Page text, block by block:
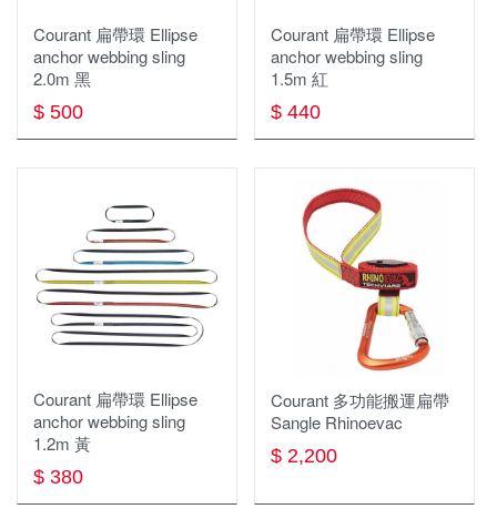
防墜器.止墜器
座式吊帶，胸位吊帶
座板
裝備包袋 繩袋 繩筒
繩索保護器/套
扁帶 扁帶環 繩圈 腳環
安全帽配件
岩楔
配件 工具
繩梯
固定點 確保點 假支點 分力盤
滑輪
下降器/確保器
鉤環 連接環
頭盔 安全帽 與週邊
Courant 扁帶環 Ellipse
anchor webbing sling
2.0m 黑
$ 500
Courant 扁帶環 Ellipse
anchor webbing sling
1.5m 紅
$ 440
Courant 扁帶環 Ellipse
anchor webbing sling
1.2m 黃
$ 380
Courant 多功能搬運扁帶
Sangle Rhinoevac
$ 2,200